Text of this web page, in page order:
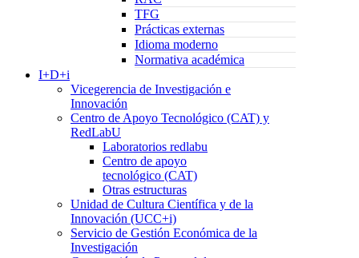
TFG
Prácticas externas
Idioma moderno
Normativa académica
I+D+i
Vicegerencia de Investigación e
Innovación
Centro de Apoyo Tecnológico (CAT) y
RedLabU
Laboratorios redlabu
Centro de apoyo
tecnológico (CAT)
Otras estructuras
Unidad de Cultura Científica y de la
Innovación (UCC+i)
Servicio de Gestión Económica de la
Investigación